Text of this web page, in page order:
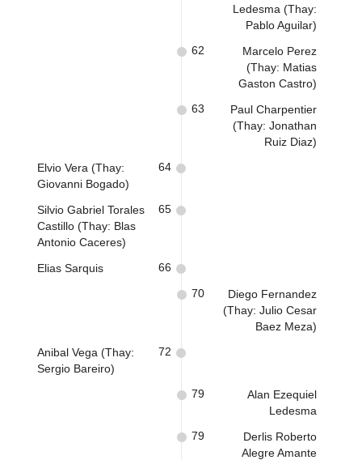
Ledesma (Thay:
Pablo Aguilar)
Marcelo Perez
(Thay: Matias
Gaston Castro)
62
Paul Charpentier
(Thay: Jonathan
Ruiz Diaz)
63
Elvio Vera (Thay:
Giovanni Bogado)
64
Silvio Gabriel Torales
Castillo (Thay: Blas
Antonio Caceres)
65
Elias Sarquis 66
Diego Fernandez
(Thay: Julio Cesar
Baez Meza)
70
Anibal Vega (Thay:
Sergio Bareiro)
72
Alan Ezequiel
Ledesma
79
Derlis Roberto
Alegre Amante
79